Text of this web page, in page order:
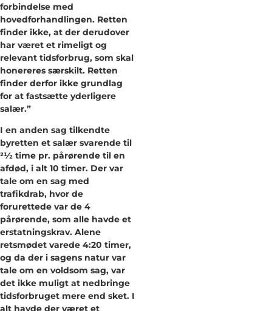
forbindelse med
hovedforhandlingen. Retten
finder ikke, at der derudover
har været et rimeligt og
relevant tidsforbrug, som skal
honereres særskilt. Retten
finder derfor ikke grundlag
for at fastsætte yderligere
salær.”
I en anden sag tilkendte
byretten et salær svarende til
21⁄2 time pr. pårørende til en
afdød, i alt 10 timer. Der var
tale om en sag med
trafikdrab, hvor de
forurettede var de 4
pårørende, som alle havde et
erstatningskrav. Alene
retsmødet varede 4:20 timer,
og da der i sagens natur var
tale om en voldsom sag, var
det ikke muligt at nedbringe
tidsforbruget mere end sket. I
alt havde der været et